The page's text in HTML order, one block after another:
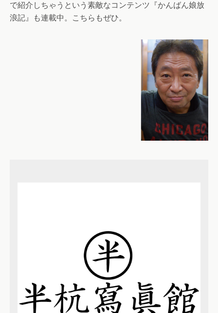
で紹介しちゃうという素敵なコンテンツ『かんばん娘放
浪記』も連載中。こちらもぜひ。